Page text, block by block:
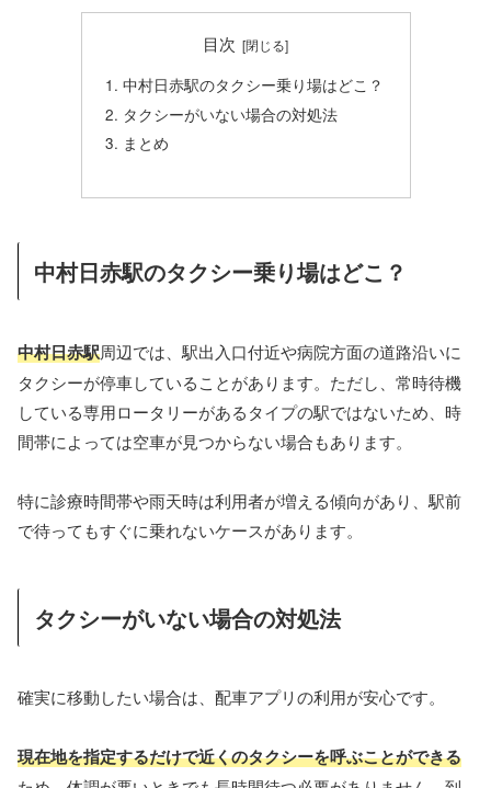
目次
中村日赤駅のタクシー乗り場はどこ？
タクシーがいない場合の対処法
まとめ
中村日赤駅のタクシー乗り場はどこ？
中村日赤駅周辺では、駅出入口付近や病院方面の道路沿いに
タクシーが停車していることがあります。ただし、常時待機
している専用ロータリーがあるタイプの駅ではないため、時
間帯によっては空車が見つからない場合もあります。
特に診療時間帯や雨天時は利用者が増える傾向があり、駅前
で待ってもすぐに乗れないケースがあります。
タクシーがいない場合の対処法
確実に移動したい場合は、配車アプリの利用が安心です。
現在地を指定するだけで近くのタクシーを呼ぶことができる